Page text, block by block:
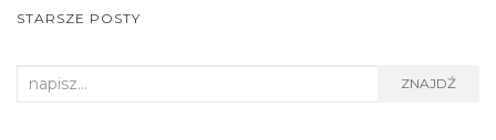
NAWIGACJA
STARSZE POSTY
Search
ZNAJDŹ